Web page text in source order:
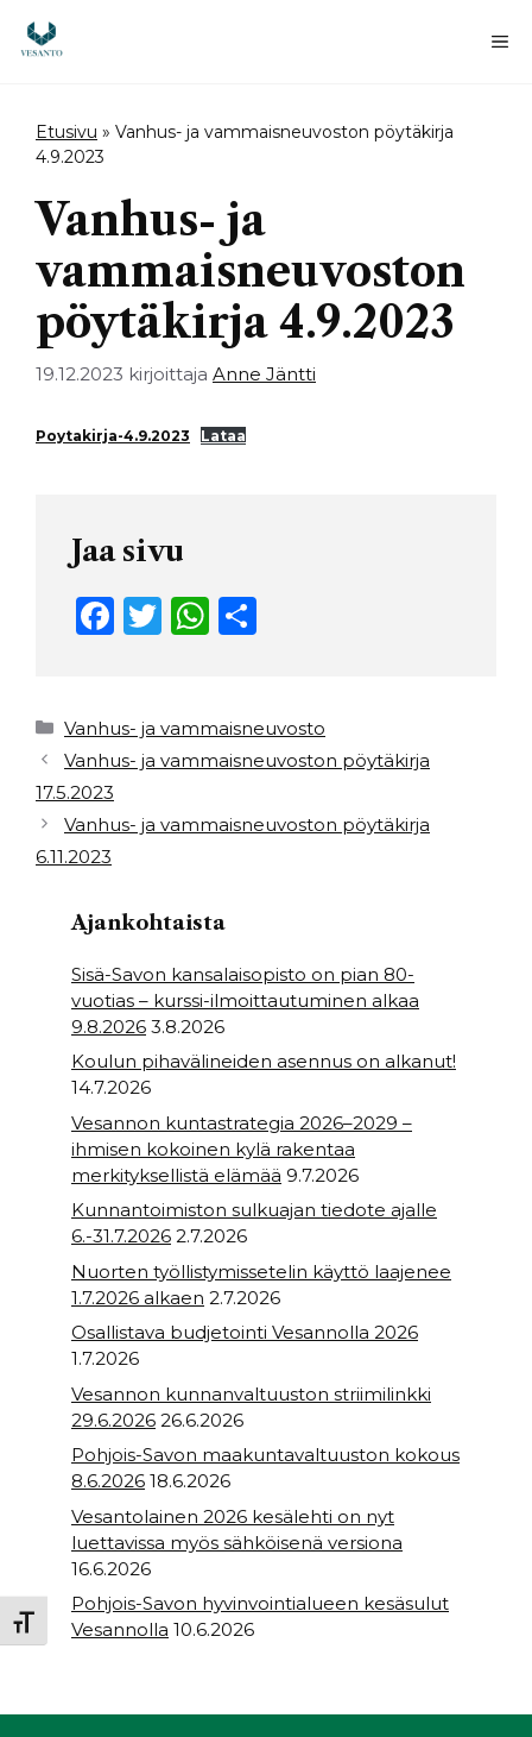
Toggle Font size
sisältöön
Etusivu » Vanhus- ja vammaisneuvoston pöytäkirja
4.9.2023
Vanhus- ja
vammaisneuvoston
pöytäkirja 4.9.2023
19.12.2023 kirjoittaja Anne Jäntti
Poytakirja-4.9.2023 Lataa
Jaa sivu
F
e
b
o
T
t
e
W
ts
A
p
e
Kategoriat
Vanhus- ja vammaisneuvosto
Vanhus- ja vammaisneuvoston pöytäkirja
17.5.2023
Vanhus- ja vammaisneuvoston pöytäkirja
6.11.2023
Ajankohtaista
Sisä-Savon kansalaisopisto on pian 80-
vuotias – kurssi-ilmoittautuminen alkaa
9.8.2026 3.8.2026
Koulun pihavälineiden asennus on alkanut!
14.7.2026
Vesannon kuntastrategia 2026–2029 –
ihmisen kokoinen kylä rakentaa
merkityksellistä elämää 9.7.2026
Kunnantoimiston sulkuajan tiedote ajalle
6.-31.7.2026 2.7.2026
Nuorten työllistymissetelin käyttö laajenee
1.7.2026 alkaen 2.7.2026
Osallistava budjetointi Vesannolla 2026
1.7.2026
Vesannon kunnanvaltuuston striimilinkki
29.6.2026 26.6.2026
Pohjois-Savon maakuntavaltuuston kokous
8.6.2026 18.6.2026
Vesantolainen 2026 kesälehti on nyt
luettavissa myös sähköisenä versiona
16.6.2026
Pohjois-Savon hyvinvointialueen kesäsulut
Vesannolla 10.6.2026